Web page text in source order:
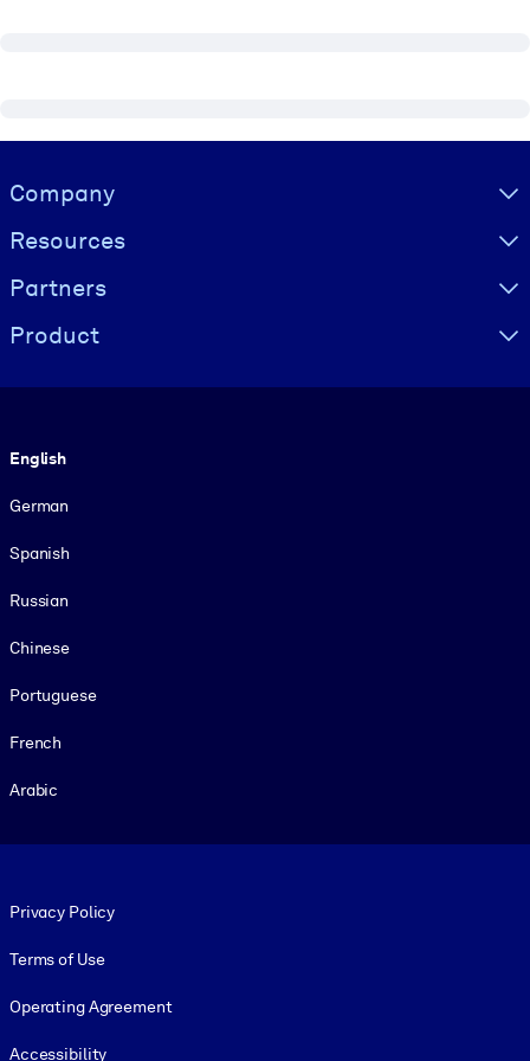
Visually hidden Text
Company
Resources
Partners
Product
English
German
Spanish
Russian
Chinese
Portuguese
French
Arabic
Privacy Policy
Terms of Use
Operating Agreement
Accessibility